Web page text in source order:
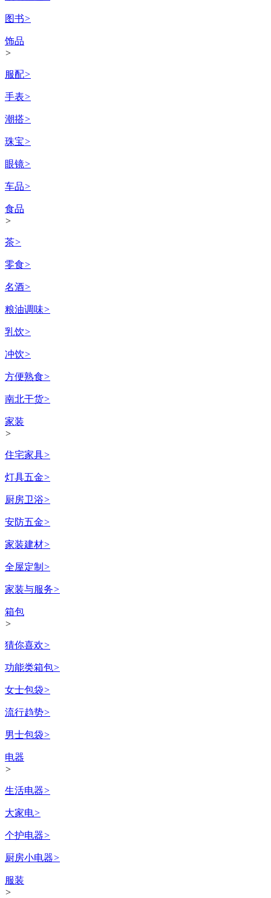
图书>
饰品
>
服配>
手表>
潮搭>
珠宝>
眼镜>
车品>
食品
>
茶>
零食>
名酒>
粮油调味>
乳饮>
冲饮>
方便熟食>
南北干货>
家装
>
住宅家具>
灯具五金>
厨房卫浴>
安防五金>
家装建材>
全屋定制 >
家装与服务>
箱包
>
猜你喜欢>
功能类箱包>
女士包袋>
流行趋势>
男士包袋>
电器
>
生活电器>
大家电>
个护电器>
厨房小电器>
服装
>